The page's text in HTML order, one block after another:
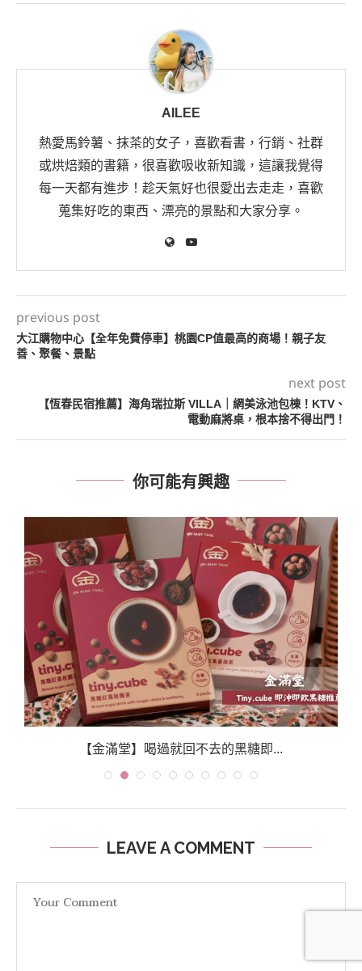
AILEE
熱愛馬鈴薯、抹茶的女子，喜歡看書，行銷、社群
或烘焙類的書籍，很喜歡吸收新知識，這讓我覺得
每一天都有進步！趁天氣好也很愛出去走走，喜歡
蒐集好吃的東西、漂亮的景點和大家分享。
previous post
大江購物中心【全年免費停車】桃園CP值最高的商場！親子友
善、聚餐、景點
next post
【恆春民宿推薦】海角瑞拉斯 VILLA｜網美泳池包棟！KTV、
電動麻將桌，根本捨不得出門！
你可能有興趣
【金滿堂】喝過就回不去的黑糖即...
LEAVE A COMMENT